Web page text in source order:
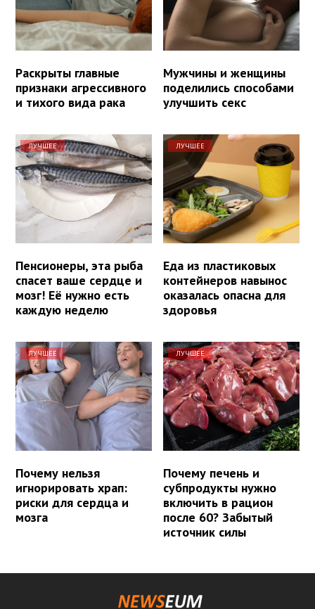
Раскрыты главные
признаки агрессивного
и тихого вида рака
Мужчины и женщины
поделились способами
улучшить секс
ЛУЧШЕЕ
Пенсионеры, эта рыба
спасет ваше сердце и
мозг! Её нужно есть
каждую неделю
ЛУЧШЕЕ
Еда из пластиковых
контейнеров навынос
оказалась опасна для
здоровья
ЛУЧШЕЕ
Почему нельзя
игнорировать храп:
риски для сердца и
мозга
ЛУЧШЕЕ
Почему печень и
субпродукты нужно
включить в рацион
после 60? Забытый
источник силы